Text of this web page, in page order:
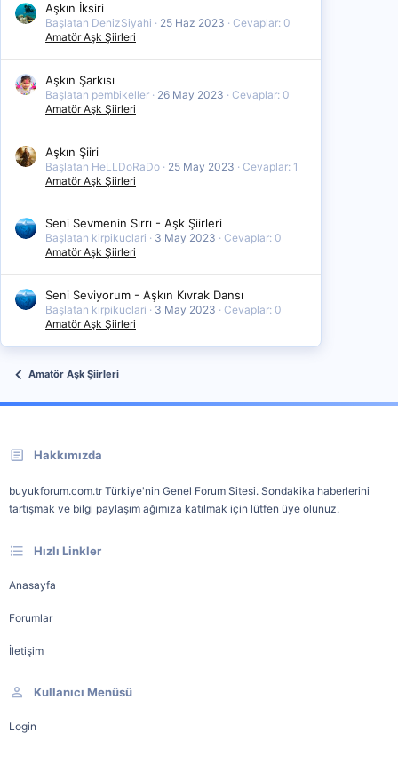
Aşkın İksiri
Başlatan DenizSiyahi 25 Haz 2023
Cevaplar: 0
Amatör Aşk Şiirleri
Aşkın Şarkısı
Başlatan pembikeller 26 May 2023
Cevaplar: 0
Amatör Aşk Şiirleri
Aşkın Şiiri
Başlatan HeLLDoRaDo 25 May 2023
Cevaplar: 1
Amatör Aşk Şiirleri
Seni Sevmenin Sırrı - Aşk Şiirleri
Başlatan kirpikuclari 3 May 2023
Cevaplar: 0
Amatör Aşk Şiirleri
Seni Seviyorum - Aşkın Kıvrak Dansı
Başlatan kirpikuclari 3 May 2023
Cevaplar: 0
Amatör Aşk Şiirleri
Amatör Aşk Şiirleri
Hakkımızda
buyukforum.com.tr Türkiye'nin Genel Forum Sitesi. Sondakika haberlerini
tartışmak ve bilgi paylaşım ağımıza katılmak için lütfen üye olunuz.
Hızlı Linkler
Anasayfa
Forumlar
İletişim
Kullanıcı Menüsü
Login